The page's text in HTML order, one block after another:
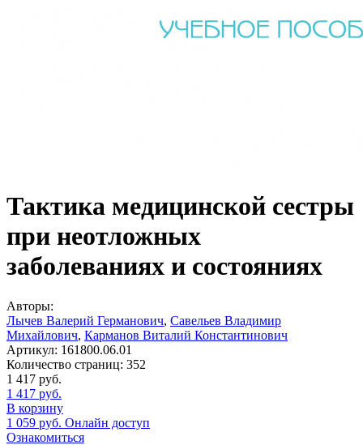
Тактика медицинской сестры
при неотложных
заболеваниях и состояниях
Авторы:
Лычев Валерий Германович, Савельев Владимир
Михайлович, Карманов Виталий Константинович
Артикул: 161800.06.01
Количество страниц: 352
1 417 руб.
1 417 руб.
В корзину
1 059 руб. Онлайн доступ
Ознакомиться